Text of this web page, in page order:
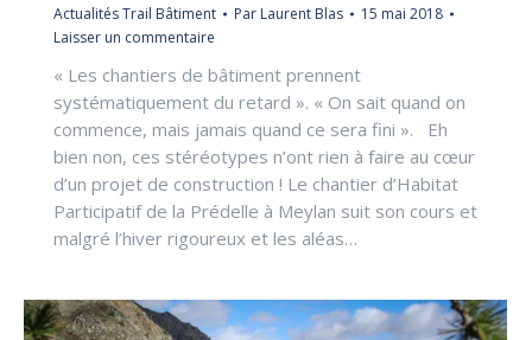
Actualités Trail Bâtiment Par Laurent Blas
15 mai 2018
Laisser un commentaire
« Les chantiers de bâtiment prennent
systématiquement du retard ». « On sait quand on
commence, mais jamais quand ce sera fini ». Eh
bien non, ces stéréotypes n’ont rien à faire au cœur
d’un projet de construction ! Le chantier d’Habitat
Participatif de la Prédelle à Meylan suit son cours et
malgré l’hiver rigoureux et les aléas…